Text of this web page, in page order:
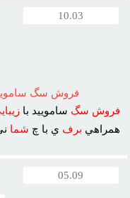
10.03
فروش سگ
فروش سگ ساموييد با
همراهي برف ي با چ شما
05.09